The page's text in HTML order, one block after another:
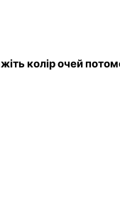
колір очей